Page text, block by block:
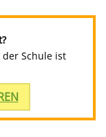
Schule ist